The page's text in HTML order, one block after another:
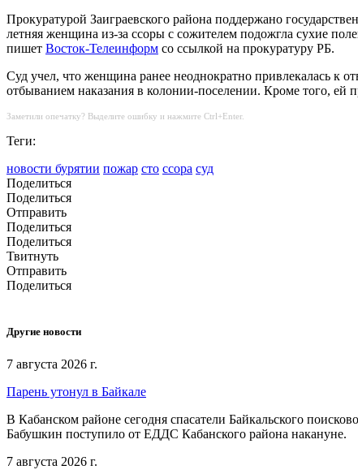
Прокуратурой Заиграевского района поддержано
летняя женщина из-за ссоры с сожителем подожгла сухие
пишет Восток-Телеинформ со ссылкой на прокуратуру РБ.
Суд учел, что женщина ранее неоднократно привлекалась к
отбыванием наказания в колонии-поселении. Кроме того,
Заметили опечатку? Выделите ошибку и нажмите Ctrl+Enter.
Теги:
новости бурятии пожар сто ссора суд
Поделиться
Поделиться
Отправить
Поделиться
Поделиться
Твитнуть
Отправить
Поделиться
Другие новости
7 августа 2026 г.
Парень утонул в Байкале
В Кабанском районе сегодня спасатели Байкальского
Бабушкин поступило от ЕДДС Кабанского района накануне.
7 августа 2026 г.